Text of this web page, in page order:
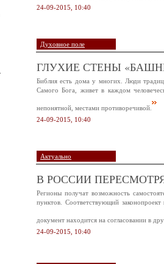
24-09-2015, 10:40
Духовное поле
ГЛУХИЕ СТЕНЫ
Библия есть дома у многих. Люди
Самого Бога, живет в каждом
непонятной, местами противоречивой.
24-09-2015, 10:40
Актуально
В РОССИИ
Регионы получат возможность
пунктов. Соответствующий
документ находится на согласовании в
24-09-2015, 10:40